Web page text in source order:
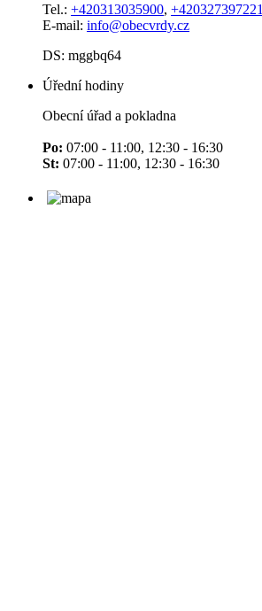
Tel.: +420313035900, +420327397221
E-mail: info@obecvrdy.cz
DS: mggbq64
Úřední hodiny
Obecní úřad a pokladna
Po: 07:00 - 11:00, 12:30 - 16:30
St: 07:00 - 11:00, 12:30 - 16:30